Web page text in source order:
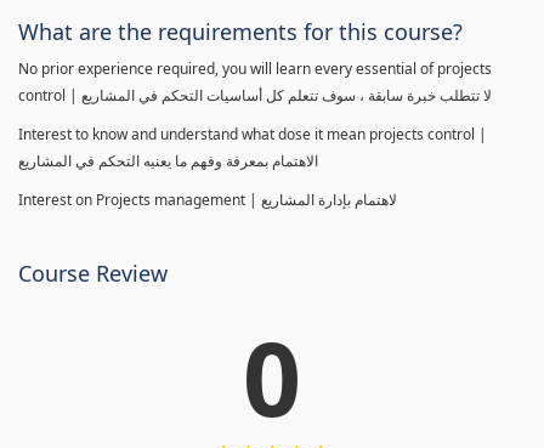
What are the requirements for this course?
No prior experience required, you will learn every essential of projects
control | لا تتطلب خبرة سابقة ، سوف تتعلم كل أساسيات التحكم في المشاريع
Interest to know and understand what dose it mean projects control |
الاهتمام بمعرفة وفهم ما يعنيه التحكم في المشاريع
Interest on Projects management | لاهتمام بإدارة المشاريع
Course Review
0